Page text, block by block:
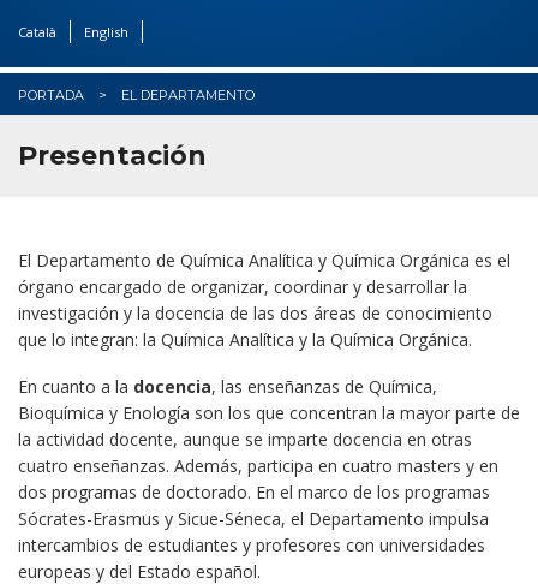
Català English
PORTADA EL DEPARTAMENTO
Presentación
El Departamento de Química Analítica y Química Orgánica es el
órgano encargado de organizar, coordinar y desarrollar la
investigación y la docencia de las dos áreas de conocimiento
que lo integran: la Química Analítica y la Química Orgánica.
En cuanto a la docencia, las enseñanzas de Química,
Bioquímica y Enología son los que concentran la mayor parte de
la actividad docente, aunque se imparte docencia en otras
cuatro enseñanzas. Además, participa en cuatro masters y en
dos programas de doctorado. En el marco de los programas
Sócrates-Erasmus y Sicue-Séneca, el Departamento impulsa
intercambios de estudiantes y profesores con universidades
europeas y del Estado español.